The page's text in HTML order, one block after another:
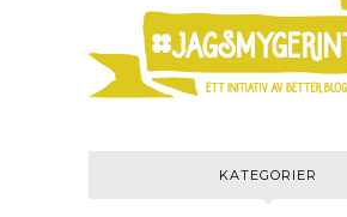
KATEGORIER